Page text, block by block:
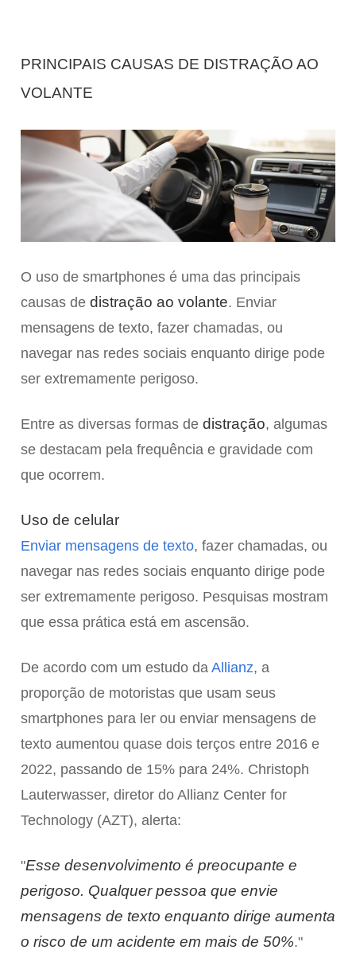
PRINCIPAIS CAUSAS DE DISTRAÇÃO AO
VOLANTE
O uso de smartphones é uma das principais
causas de distração ao volante. Enviar
mensagens de texto, fazer chamadas, ou
navegar nas redes sociais enquanto dirige pode
ser extremamente perigoso.
Entre as diversas formas de distração, algumas
se destacam pela frequência e gravidade com
que ocorrem.
Uso de celular
Enviar mensagens de texto, fazer chamadas, ou
navegar nas redes sociais enquanto dirige pode
ser extremamente perigoso. Pesquisas mostram
que essa prática está em ascensão.
De acordo com um estudo da Allianz, a
proporção de motoristas que usam seus
smartphones para ler ou enviar mensagens de
texto aumentou quase dois terços entre 2016 e
2022, passando de 15% para 24%. Christoph
Lauterwasser, diretor do Allianz Center for
Technology (AZT), alerta:
"Esse desenvolvimento é preocupante e
perigoso. Qualquer pessoa que envie
mensagens de texto enquanto dirige aumenta
o risco de um acidente em mais de 50%."